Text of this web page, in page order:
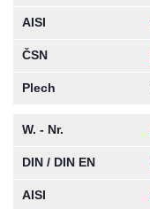
AISI
ČSN
Plech
W. - Nr.
DIN / DIN EN
AISI